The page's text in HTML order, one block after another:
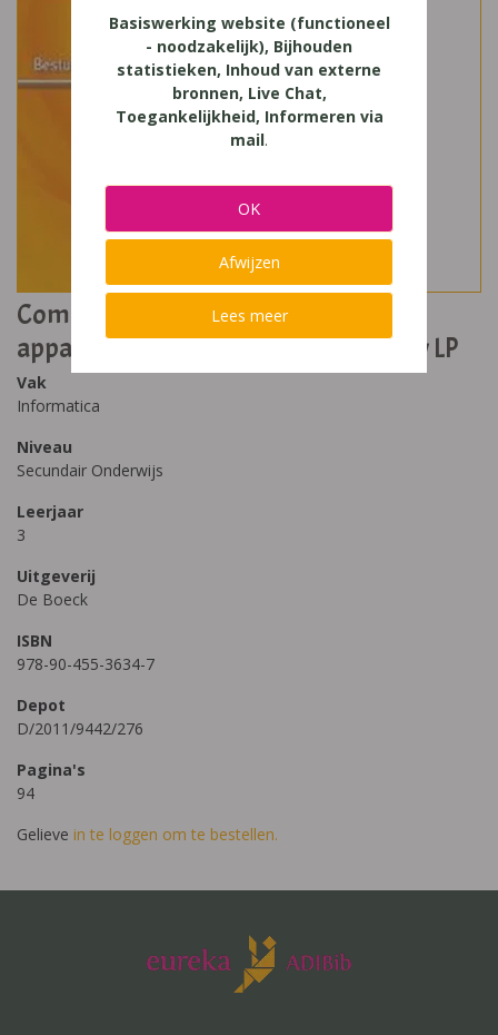
Computerwijs besturingssysteem,
apparatuur en internet Win XP nieuw LP
Vak
Informatica
Niveau
Secundair Onderwijs
Leerjaar
3
Uitgeverij
De Boeck
ISBN
978-90-455-3634-7
Depot
D/2011/9442/276
Pagina's
94
Gelieve in te loggen om te bestellen.
Basiswerking website (functioneel
- noodzakelijk), Bijhouden
statistieken, Inhoud van externe
bronnen, Live Chat,
Toegankelijkheid, Informeren via
mail.
OK
Afwijzen
Lees meer